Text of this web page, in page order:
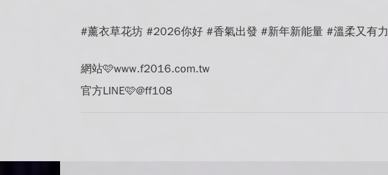
#薰衣草花坊 #2026你好 #香氣出發 #新年新能量 #溫柔又有力
網站🩷www.f2016.com.tw
官方LINE🩷@ff108